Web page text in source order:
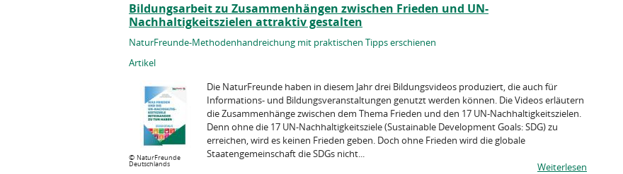
Bildungsarbeit zu Zusammenhängen zwischen Frieden und UN-
Nachhaltigkeitszielen attraktiv gestalten
NaturFreunde-Methodenhandreichung mit praktischen Tipps erschienen
Artikel
© NaturFreunde
Deutschlands
Die NaturFreunde haben in diesem Jahr drei Bildungsvideos produziert, die auch für
Informations- und Bildungsveranstaltungen genutzt werden können. Die Videos erläutern
die Zusammenhänge zwischen dem Thema Frieden und den 17 UN-Nachhaltigkeitszielen.
Denn ohne die 17 UN-Nachhaltigkeitsziele (Sustainable Development Goals: SDG) zu
erreichen, wird es keinen Frieden geben. Doch ohne Frieden wird die globale
Staatengemeinschaft die SDGs nicht...
Weiterlesen